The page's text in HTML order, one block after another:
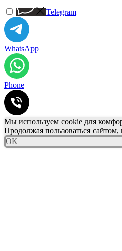
Telegram
WhatsApp
Phone
Мы используем cookie для
Продолжая пользоваться
OK